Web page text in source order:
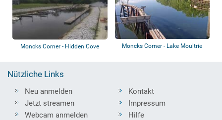
Moncks Corner - Hidden Cove
Moncks Corner - Lake Moultrie
Nützliche Links
Neu anmelden
Jetzt streamen
Webcam anmelden
Kontakt
Impressum
Hilfe